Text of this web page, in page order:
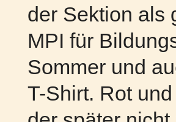
der Sektion als
MPI für
Sommer und
T-Shirt. Rot